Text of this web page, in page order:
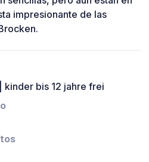
impresionante de las
bis 12 jahre frei